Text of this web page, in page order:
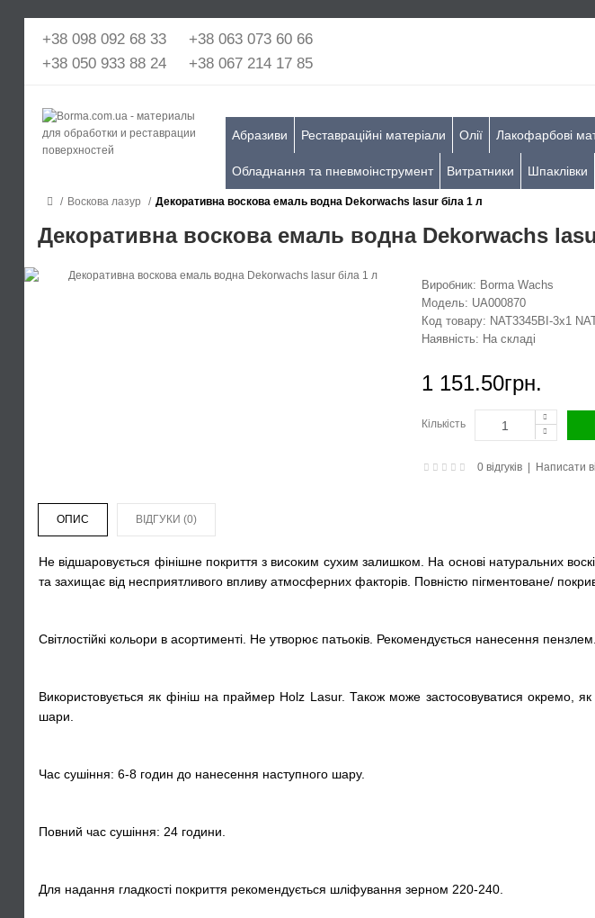
+38 098 092 68 33
+38 063 073 60 66
+38 050 933 88 24
+38 067 214 17 85
Абразиви Реставраційні матеріали Олії Лакофарбові
Обладнання та пневмоінструмент Витратники Шпаклівки
Воскова лазур Декоративна воскова емаль водна Dekorwachs lasur біла 1 л
Декоративна воскова емаль водна Dekorwachs
Виробник: Borma Wachs
Модель: UA000870
Код товару: NAT3345BI-3х1
Наявність: На складі
1 151.50грн.
Кількість
0 відгуків| Написати
ОПИС ВІДГУКИ (0)
Не відшаровується фінішне покриття з високим сухим залишком. На основі натуральних
та захищає від несприятливого впливу атмосферних факторів. Повністю пігментоване/
Світлостійкі кольори в асортименті. Не утворює патьоків. Рекомендується нанесення
Використовується як фініш на праймер Holz Lasur. Також може застосовуватися окремо,
шари.
Час сушіння: 6-8 годин до нанесення наступного шару.
Повний час сушіння: 24 години.
Для надання гладкості покриття рекомендується шліфування зерном 220-240.